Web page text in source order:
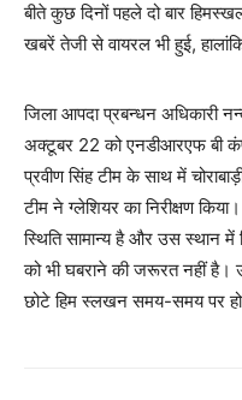
बीते कुछ दिनों पहले दो बार
खबरें तेजी से वायरल भी हुई,
जिला आपदा प्रबन्धन अधिकारी
अक्टूबर 22 को एनडीआरएफ बी
प्रवीण सिंह टीम के साथ में
टीम ने ग्लेशियर का निरीक्षण
स्थिति सामान्य है और उस स्थान में
को भी घबराने की जरूरत नहीं है।
छोटे हिम स्लखन समय-समय पर